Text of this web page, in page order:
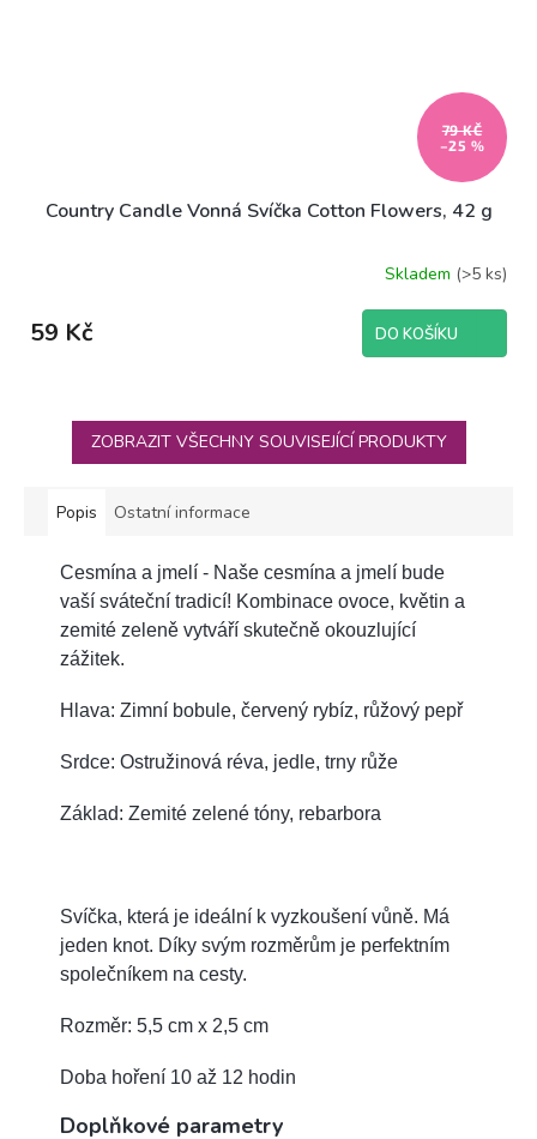
79 KČ
–25 %
Country Candle Vonná Svíčka Cotton Flowers, 42 g
Skladem (>5 ks)
59 Kč DO KOŠÍKU
ZOBRAZIT VŠECHNY SOUVISEJÍCÍ PRODUKTY
Popis Ostatní informace
Cesmína a jmelí - Naše cesmína a jmelí bude
vaší sváteční tradicí! Kombinace ovoce, květin a
zemité zeleně vytváří skutečně okouzlující
zážitek.
Hlava: Zimní bobule, červený rybíz, růžový pepř
Srdce: Ostružinová réva, jedle, trny růže
Základ: Zemité zelené tóny, rebarbora
Svíčka, která je ideální k vyzkoušení vůně. Má
jeden knot. Díky svým rozměrům je perfektním
společníkem na cesty.
Rozměr: 5,5 cm x 2,5 cm
Doba hoření 10 až 12 hodin
Doplňkové parametry